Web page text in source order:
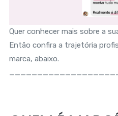
Quer conhecer mais sobre a
Então confira a trajetória
marca, abaixo.